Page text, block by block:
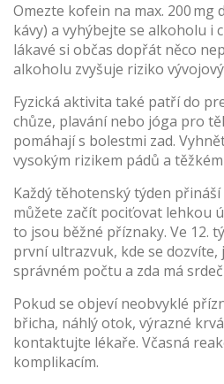
Omezte kofein na max. 200 mg
kávy) a vyhýbejte se alkoholu i
lákavé si občas dopřát něco
alkoholu zvyšuje riziko
Fyzická aktivita také patří do
chůze, plavání nebo jóga pro
pomáhají s bolestmi zad.
vysokým rizikem pádů a
Každý těhotenský týden přináší
můžete začít pociťovat lehkou
to jsou běžné příznaky. Ve 12.
první ultrazvuk, kde se dozvíte,
správném počtu a zda má
Pokud se objeví neobvyklé
břicha, náhlý otok, výrazné
kontaktujte lékaře. Včasná
komplikacím.